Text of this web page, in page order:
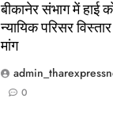
बीकानेर संभाग में हाई
न्यायिक परिसर
मांग
0